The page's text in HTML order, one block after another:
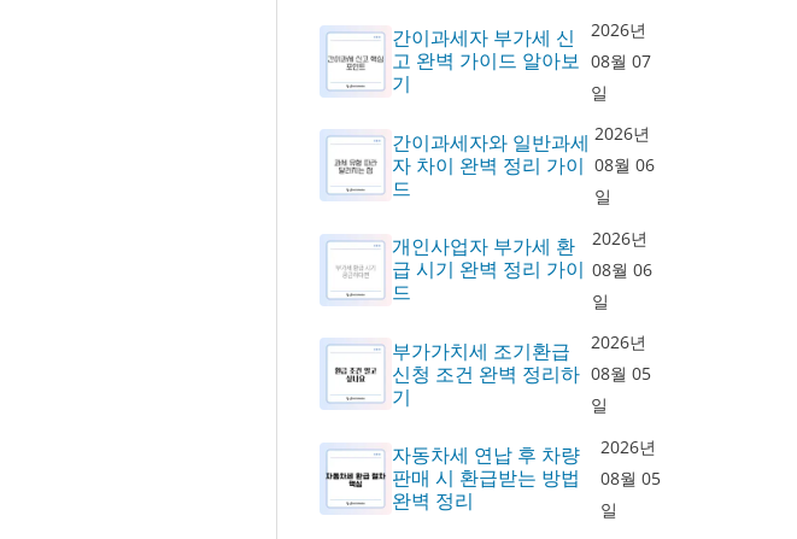
간이과세자 부가세 신
고 완벽 가이드 알아보
기
2026년
08월 07
일
간이과세자와 일반과세
자 차이 완벽 정리 가이
드
2026년
08월 06
일
개인사업자 부가세 환
급 시기 완벽 정리 가이
드
2026년
08월 06
일
부가가치세 조기환급
신청 조건 완벽 정리하
기
2026년
08월 05
일
자동차세 연납 후 차량
판매 시 환급받는 방법
완벽 정리
2026년
08월 05
일